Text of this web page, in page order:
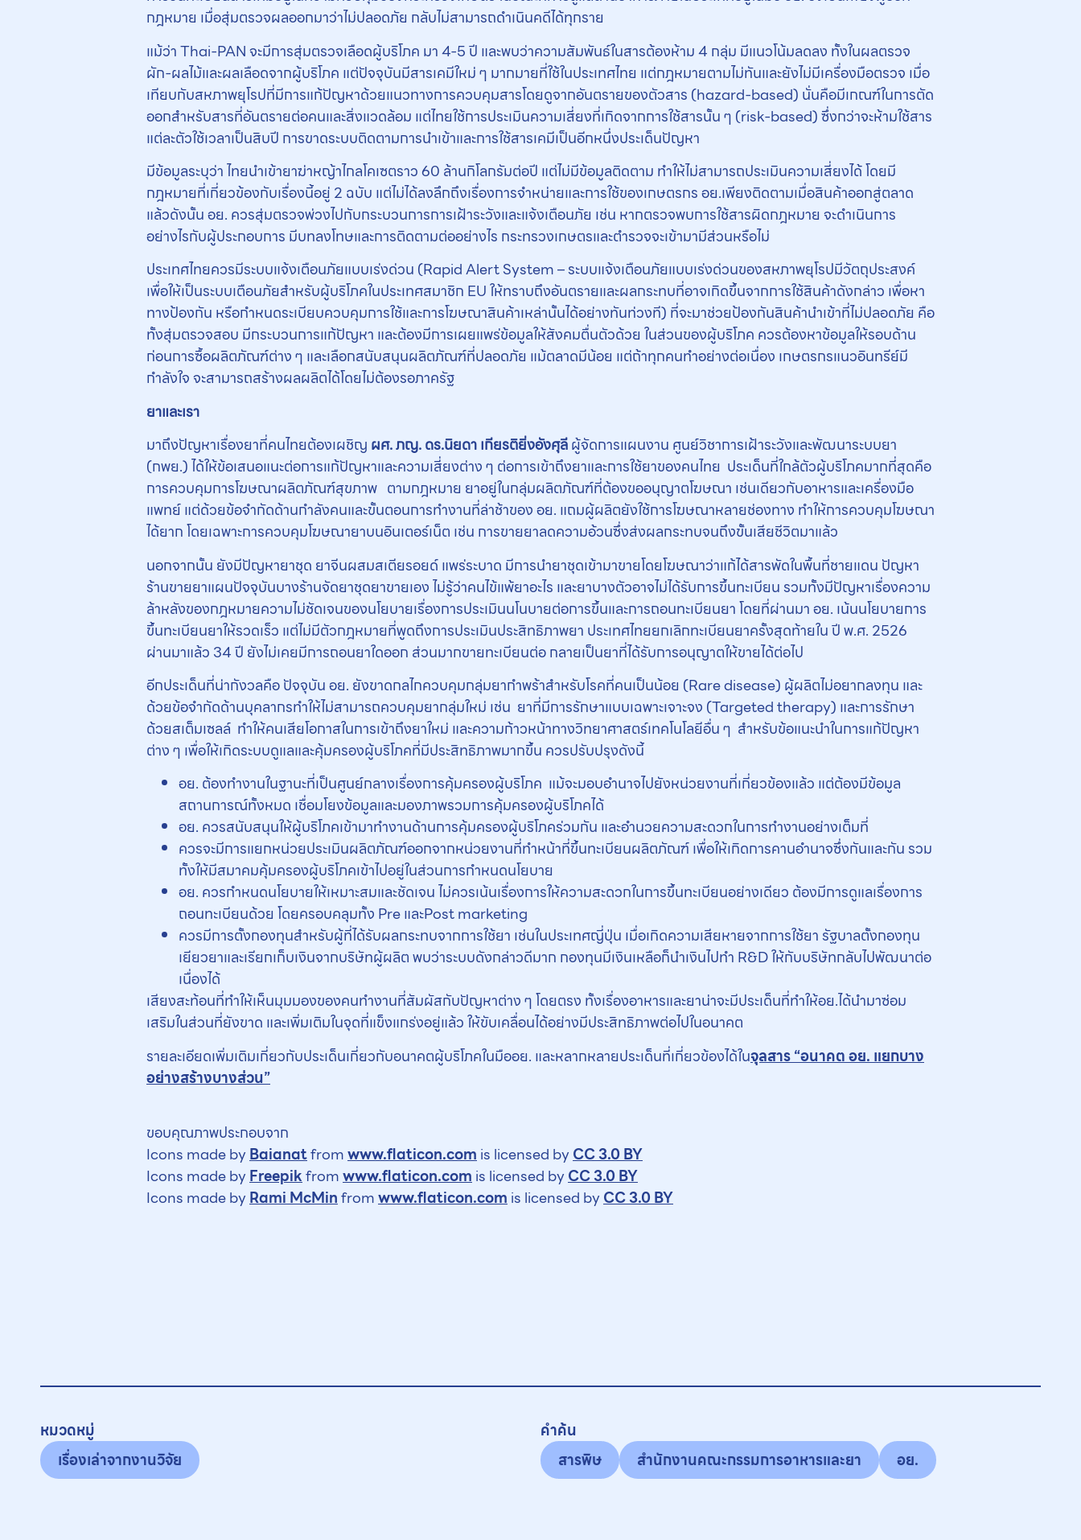
กฎหมาย เมื่อสุ่มตรวจผลออกมาว่าไม่ปลอดภัย กลับไม่สามารถดำเนินคดีได้ทุกราย
แม้ว่า Thai-PAN จะมีการสุ่มตรวจเลือดผู้บริโภค มา 4-5 ปี และพบว่าความสัมพันธ์ในสารต้องห้าม 4 กลุ่ม มีแนวโน้มลดลง ทั้งในผลตรวจ
ผัก-ผลไม้และผลเลือดจากผู้บริโภค แต่ปัจจุบันมีสารเคมีใหม่ ๆ มากมายที่ใช้ในประเทศไทย แต่กฎหมายตามไม่ทันและยังไม่มีเครื่องมือตรวจ เมื่อ
เทียบกับสหภาพยุโรปที่มีการแก้ปัญหาด้วยแนวทางการควบคุมสารโดยดูจากอันตรายของตัวสาร (hazard-based) นั่นคือมีเกณฑ์ในการตัด
ออกสำหรับสารที่อันตรายต่อคนและสิ่งแวดล้อม แต่ไทยใช้การประเมินความเสี่ยงที่เกิดจากการใช้สารนั้น ๆ (risk-based) ซึ่งกว่าจะห้ามใช้สาร
แต่ละตัวใช้เวลาเป็นสิบปี การขาดระบบติดตามการนำเข้าและการใช้สารเคมีเป็นอีกหนึ่งประเด็นปัญหา
มีข้อมูลระบุว่า ไทยนำเข้ายาฆ่าหญ้าไกลโคเซตราว 60 ล้านกิโลกรัมต่อปี แต่ไม่มีข้อมูลติดตาม ทำให้ไม่สามารถประเมินความเสี่ยงได้ โดยมี
กฎหมายที่เกี่ยวข้องกับเรื่องนี้อยู่ 2 ฉบับ แต่ไม่ได้ลงลึกถึงเรื่องการจำหน่ายและการใช้ของเกษตรกร อย.เพียงติดตามเมื่อสินค้าออกสู่ตลาด
แล้วดังนั้น อย. ควรสุ่มตรวจพ่วงไปกับกระบวนการการเฝ้าระวังและแจ้งเตือนภัย เช่น หากตรวจพบการใช้สารผิดกฎหมาย จะดำเนินการ
อย่างไรกับผู้ประกอบการ มีบทลงโทษและการติดตามต่ออย่างไร กระทรวงเกษตรและตำรวจจะเข้ามามีส่วนหรือไม่
ประเทศไทยควรมีระบบแจ้งเตือนภัยแบบเร่งด่วน (Rapid Alert System – ระบบแจ้งเตือนภัยแบบเร่งด่วนของสหภาพยุโรปมีวัตถุประสงค์
เพื่อให้เป็นระบบเตือนภัยสำหรับผู้บริโภคในประเทศสมาชิก EU ให้ทราบถึงอันตรายและผลกระทบที่อาจเกิดขึ้นจากการใช้สินค้าดังกล่าว เพื่อหา
ทางป้องกัน หรือกำหนดระเบียบควบคุมการใช้และการโฆษณาสินค้าเหล่านั้นได้อย่างทันท่วงที) ที่จะมาช่วยป้องกันสินค้านำเข้าที่ไม่ปลอดภัย คือ
ทั้งสุ่มตรวจสอบ มีกระบวนการแก้ปัญหา และต้องมีการเผยแพร่ข้อมูลให้สังคมตื่นตัวด้วย ในส่วนของผู้บริโภค ควรต้องหาข้อมูลให้รอบด้าน
ก่อนการซื้อผลิตภัณฑ์ต่าง ๆ และเลือกสนับสนุนผลิตภัณฑ์ที่ปลอดภัย แม้ตลาดมีน้อย แต่ถ้าทุกคนทำอย่างต่อเนื่อง เกษตรกรแนวอินทรีย์มี
กำลังใจ จะสามารถสร้างผลผลิตได้โดยไม่ต้องรอภาครัฐ
ยาและเรา
มาถึงปัญหาเรื่องยาที่คนไทยต้องเผชิญ ผศ. ภญ. ดร.นิยดา เกียรติยิ่งอังศุลีผู้จัดการแผนงาน ศูนย์วิชาการเฝ้าระวังและพัฒนาระบบยา
(กพย.) ได้ให้ข้อเสนอแนะต่อการแก้ปัญหาและความเสี่ยงต่าง ๆ ต่อการเข้าถึงยาและการใช้ยาของคนไทย ประเด็นที่ใกล้ตัวผู้บริโภคมากที่สุดคือ
การควบคุมการโฆษณาผลิตภัณฑ์สุขภาพ ตามกฎหมาย ยาอยู่ในกลุ่มผลิตภัณฑ์ที่ต้องขออนุญาตโฆษณา เช่นเดียวกับอาหารและเครื่องมือ
แพทย์ แต่ด้วยข้อจำกัดด้านกำลังคนและขั้นตอนการทำงานที่ล่าช้าของ อย. แถมผู้ผลิตยังใช้การโฆษณาหลายช่องทาง ทำให้การควบคุมโฆษณา
ได้ยาก โดยเฉพาะการควบคุมโฆษณายาบนอินเตอร์เน็ต เช่น การขายยาลดความอ้วนซึ่งส่งผลกระทบจนถึงขั้นเสียชีวิตมาแล้ว
นอกจากนั้น ยังมีปัญหายาชุด ยาจีนผสมสเตียรอยด์ แพร่ระบาด มีการนำยาชุดเข้ามาขายโดยโฆษณาว่าแก้ได้สารพัดในพื้นที่ชายแดน ปัญหา
ร้านขายยาแผนปัจจุบันบางร้านจัดยาชุดยาขายเอง ไม่รู้ว่าคนไข้แพ้ยาอะไร และยาบางตัวอาจไม่ได้รับการขึ้นทะเบียน รวมทั้งมีปัญหาเรื่องความ
ล้าหลังของกฎหมายความไม่ชัดเจนของนโยบายเรื่องการประเมินนโนบายต่อการขึ้นและการถอนทะเบียนยา โดยที่ผ่านมา อย. เน้นนโยบายการ
ขึ้นทะเบียนยาให้รวดเร็ว แต่ไม่มีตัวกฎหมายที่พูดถึงการประเมินประสิทธิภาพยา ประเทศไทยยกเลิกทะเบียนยาครั้งสุดท้ายใน ปี พ.ศ. 2526
ผ่านมาแล้ว 34 ปี ยังไม่เคยมีการถอนยาใดออก ส่วนมากขายทะเบียนต่อ กลายเป็นยาที่ได้รับการอนุญาตให้ขายได้ต่อไป
อีกประเด็นที่น่ากังวลคือ ปัจจุบัน อย. ยังขาดกลไกควบคุมกลุ่มยากำพร้าสำหรับโรคที่คนเป็นน้อย (Rare disease) ผู้ผลิตไม่อยากลงทุน และ
ด้วยข้อจำกัดด้านบุคลากรทำให้ไม่สามารถควบคุมยากลุ่มใหม่ เช่น ยาที่มีการรักษาแบบเฉพาะเจาะจง (Targeted therapy) และการรักษา
ด้วยสเต็มเซลล์ ทำให้คนเสียโอกาสในการเข้าถึงยาใหม่ และความก้าวหน้าทางวิทยาศาสตร์เทคโนโลยีอื่น ๆ สำหรับข้อแนะนำในการแก้ปัญหา
ต่าง ๆ เพื่อให้เกิดระบบดูแลและคุ้มครองผู้บริโภคที่มีประสิทธิภาพมากขึ้น ควรปรับปรุงดังนี้
อย. ต้องทำงานในฐานะที่เป็นศูนย์กลางเรื่องการคุ้มครองผู้บริโภค แม้จะมอบอำนาจไปยังหน่วยงานที่เกี่ยวข้องแล้ว แต่ต้องมีข้อมูล
สถานการณ์ทั้งหมด เชื่อมโยงข้อมูลและมองภาพรวมการคุ้มครองผู้บริโภคได้
อย. ควรสนับสนุนให้ผู้บริโภคเข้ามาทำงานด้านการคุ้มครองผู้บริโภคร่วมกัน และอำนวยความสะดวกในการทำงานอย่างเต็มที่
ควรจะมีการแยกหน่วยประเมินผลิตภัณฑ์ออกจากหน่วยงานที่ทำหน้าที่ขึ้นทะเบียนผลิตภัณฑ์ เพื่อให้เกิดการคานอำนาจซึ่งกันและกัน รวม
ทั้งให้มีสมาคมคุ้มครองผู้บริโภคเข้าไปอยู่ในส่วนการกำหนดนโยบาย
อย. ควรกำหนดนโยบายให้เหมาะสมและชัดเจน ไม่ควรเน้นเรื่องการให้ความสะดวกในการขึ้นทะเบียนอย่างเดียว ต้องมีการดูแลเรื่องการ
ถอนทะเบียนด้วย โดยครอบคลุมทั้ง Pre และPost marketing
ควรมีการตั้งกองทุนสำหรับผู้ที่ได้รับผลกระทบจากการใช้ยา เช่นในประเทศญี่ปุ่น เมื่อเกิดความเสียหายจากการใช้ยา รัฐบาลตั้งกองทุน
เยียวยาและเรียกเก็บเงินจากบริษัทผู้ผลิต พบว่าระบบดังกล่าวดีมาก กองทุนมีเงินเหลือก็นำเงินไปทำ R&D ให้กับบริษัทกลับไปพัฒนาต่อ
เนื่องได้
เสียงสะท้อนที่ทำให้เห็นมุมมองของคนทำงานที่สัมผัสกับปัญหาต่าง ๆ โดยตรง ทั้งเรื่องอาหารและยาน่าจะมีประเด็นที่ทำให้อย.ได้นำมาซ่อม
เสริมในส่วนที่ยังขาด และเพิ่มเติมในจุดที่แข็งแกร่งอยู่แล้ว ให้ขับเคลื่อนได้อย่างมีประสิทธิภาพต่อไปในอนาคต
รายละเอียดเพิ่มเติมเกี่ยวกับประเด็นเกี่ยวกับอนาคตผู้บริโภคในมืออย. และหลากหลายประเด็นที่เกี่ยวข้องได้ในจุลสาร “อนาคต อย. แยกบาง
อย่างสร้างบางส่วน”
ขอบคุณภาพประกอบจาก
Icons made byBaianatfromwww.flaticon.comis licensed byCC 3.0 BY
Icons made byFreepikfromwww.flaticon.comis licensed byCC 3.0 BY
Icons made byRami McMinfromwww.flaticon.comis licensed byCC 3.0 BY
หมวดหมู่
เรื่องเล่าจากงานวิจัย
คำค้น
สารพิษ
สำนักงานคณะกรรมการอาหารและยา อย.